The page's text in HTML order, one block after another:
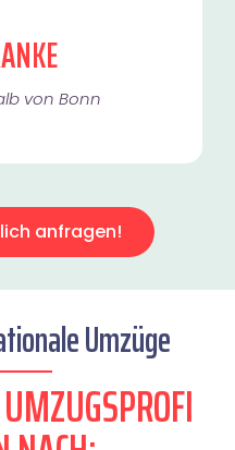
von Bonn​
anfragen!
Umzüge